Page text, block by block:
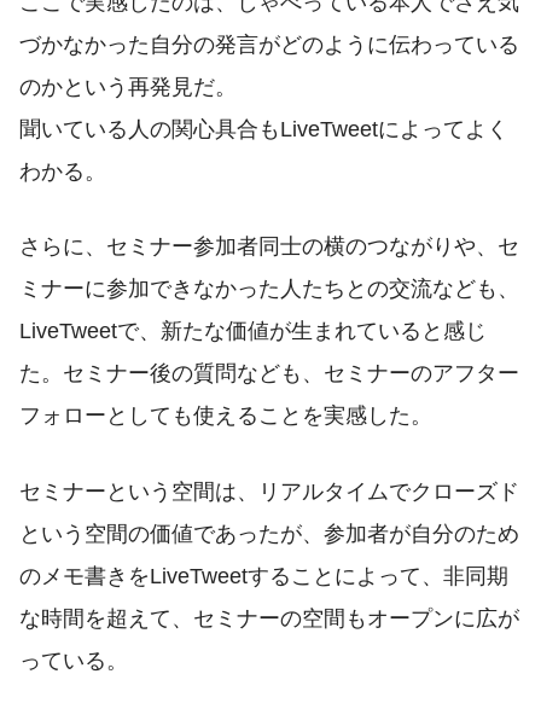
づかなかった自分の発言がどのように伝わっている
のかという再発見だ。
聞いている人の関心具合もLiveTweetによってよく
わかる。
さらに、セミナー参加者同士の横のつながりや、セ
ミナーに参加できなかった人たちとの交流なども、
LiveTweetで、新たな価値が生まれていると感じ
た。セミナー後の質問なども、セミナーのアフター
フォローとしても使えることを実感した。
セミナーという空間は、リアルタイムでクローズド
という空間の価値であったが、参加者が自分のため
のメモ書きをLiveTweetすることによって、非同期
な時間を超えて、セミナーの空間もオープンに広が
っている。